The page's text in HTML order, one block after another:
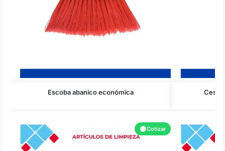
Escoba abanico económica Cesto
Cotizar